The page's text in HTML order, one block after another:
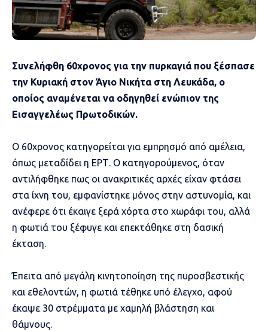
Συνελήφθη 60χρονος για την πυρκαγιά που ξέσπασε
την Κυριακή στον Άγιο Νικήτα στη Λευκάδα, ο
οποίος αναμένεται να οδηγηθεί ενώπιον της
Εισαγγελέως Πρωτοδικών.
Ο 60χρονος κατηγορείται για εμπρησμό από αμέλεια,
όπως μεταδίδει η ΕΡΤ. Ο κατηγορούμενος, όταν
αντιλήφθηκε πως οι ανακριτικές αρχές είχαν φτάσει
στα ίχνη του, εμφανίστηκε μόνος στην αστυνομία, και
ανέφερε ότι έκαιγε ξερά χόρτα στο χωράφι του, αλλά
η φωτιά του ξέφυγε και επεκτάθηκε στη δασική
έκταση.
Έπειτα από μεγάλη κινητοποίηση της πυροσβεστικής
και εθελοντών, η φωτιά τέθηκε υπό έλεγχο, αφού
έκαψε 30 στρέμματα με χαμηλή βλάστηση και
θάμνους.